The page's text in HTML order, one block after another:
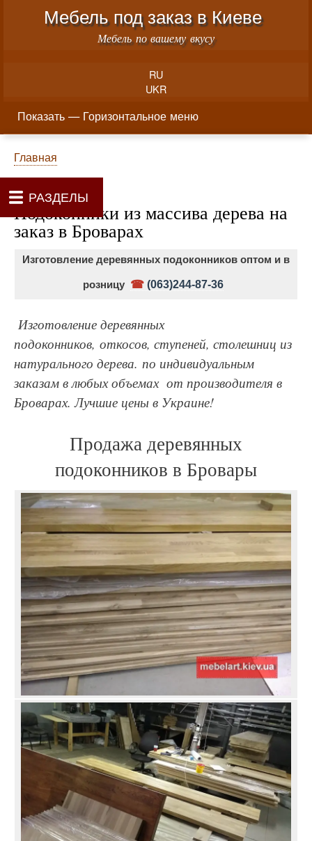
Перейти к основному
Меню учётной записи пользователя
Мебель под заказ в Киеве
Мебель по вашему вкусу
RU
UKR
Горизонтальное меню
Показать — Горизонтальное меню
Строка навигации
Главная
Подоконники из массива дерева на
заказ в Броварах
Изготовление деревянных подоконников оптом и в
розницу ☎ (063)244-87-36
Изготовление деревянных
подоконников, откосов, ступеней, столешниц из
натурального дерева. по индивидуальным
заказам в любых объемах от производителя в
Броварах. Лучшие цены в Украине!
Продажа деревянных
подоконников в Бровары
РАЗДЕЛЫ